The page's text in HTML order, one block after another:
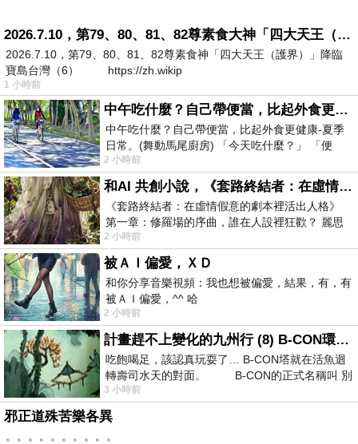
2026.7.10，第79、80、81、82尊素食大神「四大天王（護界）」降臨寶島台灣（6）
2026.7.10，第79、80、81、82尊素食神「四大天王（護界）」降臨
寶島台灣（6） https://zh.wikip
1 小時前
中午吃什麼？自己帶便當，比起外食更健康-夏季日常。(舞動馬尾廚房)
中午吃什麼？自己帶便當，比起外食更健康-夏季
日常。(舞動馬尾廚房) 「今天吃什麼？」 「便
當？麵？還是炒飯？」 每天都在選擇
2 小時前
和AI 共創小說，《套路終結者：在虛情假意的劇本裡活出人格》
《套路終結者：在虛情假意的劇本裡活出人格》
第一章：修羅場的序曲，誰在人設裡狂歡？ 麗思
卡爾頓酒店的總統套房內，燈光昏
2 小時前
被ＡＩ偏愛，ＸＤ
和你分享音樂視頻：我也想被偏愛，結果，有，有
被ＡＩ偏愛，^^ 哈
2 小時前
計畫趕不上變化的九州行 (8) B-CON環球塔
吃飽喝足，該認真玩耍了… B-CON塔就在活魚迴
轉壽司水天的對面。 B-CON的正式名稱叫 別
3 小時前
邪正道殊苦樂各異
。。。。。。。。。。